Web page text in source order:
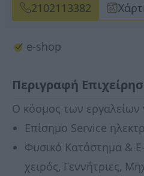
2102113382
e-shop
Περιγραφή
Ο κόσμος των εργαλείων
Επίσημο Service
Φυσικό Κατάστημα &
χειρός, Γεννήτριες,